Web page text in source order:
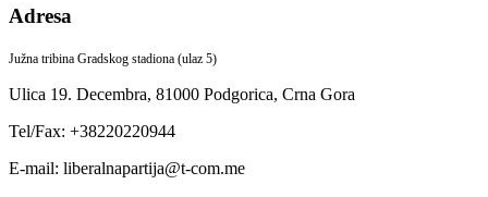
Adresa
Južna tribina Gradskog stadiona (ulaz 5)
Ulica 19. Decembra, 81000 Podgorica, Crna Gora
Tel/Fax: +38220220944
E-mail: liberalnapartija@t-com.me